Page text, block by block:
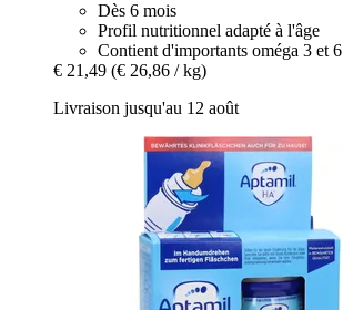
Dès 6 mois
Profil nutritionnel adapté à l'âge
Contient d'importants oméga 3 et 6
€ 21,49 (€ 26,86 / kg)
Livraison jusqu'au 12 août